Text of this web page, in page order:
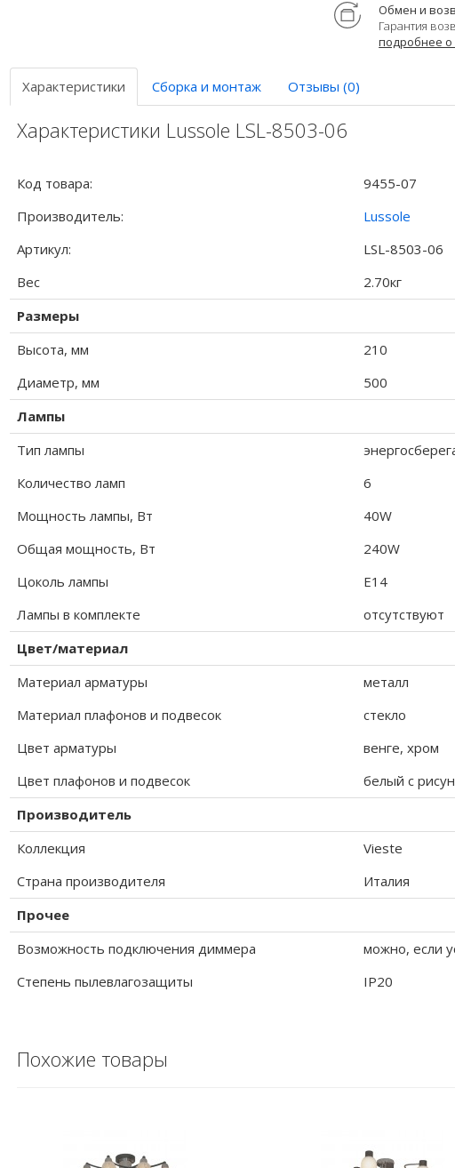
Обмен и
Гарантия
подробнее
Характеристики Сборка и монтаж Отзывы (0)
Характеристики Lussole LSL-8503-06
Код товара:
9455-07
Производитель:
Lussole
Артикул:
LSL-8503-06
Вес
2.70кг
Размеры
Высота, мм
210
Диаметр, мм
500
Лампы
Тип лампы
Количество ламп
6
Мощность лампы, Вт
40W
Общая мощность, Вт
240W
Цоколь лампы
E14
Лампы в комплекте
отсутствуют
Цвет/материал
Материал арматуры
металл
Материал плафонов и подвесок
стекло
Цвет арматуры
венге, хром
Цвет плафонов и подвесок
белый с
Производитель
Коллекция
Vieste
Страна производителя
Италия
Прочее
Возможность подключения диммера
можно, если
Степень пылевлагозащиты
IP20
Похожие товары